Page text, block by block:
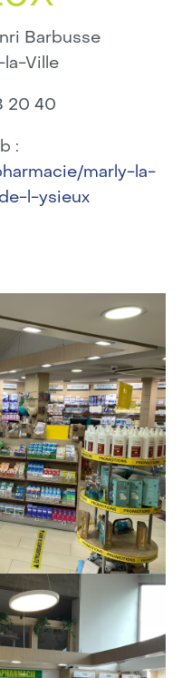
Barbusse
la-Ville
20 40
:
marly-la-
l-ysieux